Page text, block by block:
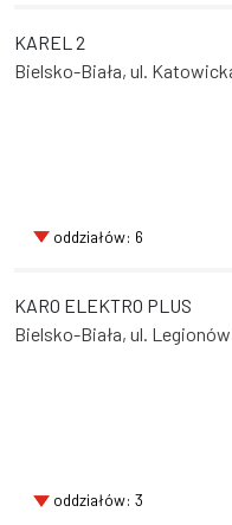
KAREL 2
Bielsko-Biała, ul.
oddziałów: 6
KARO ELEKTRO PLUS
Bielsko-Biała, ul. Legionów
oddziałów: 3